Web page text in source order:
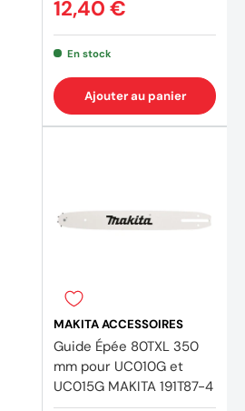
12,40 €
En stock
Ajouter au panier
MAKITA ACCESSOIRES
Guide Épée 80TXL 350
mm pour UC010G et
UC015G MAKITA 191T87-4